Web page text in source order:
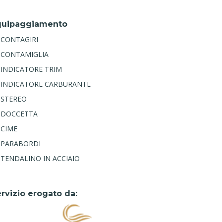
CONTAGIRI
CONTAMIGLIA
INDICATORE TRIM
INDICATORE CARBURANTE
STEREO
DOCCETTA
CIME
PARABORDI
TENDALINO IN ACCIAIO
erogato da: